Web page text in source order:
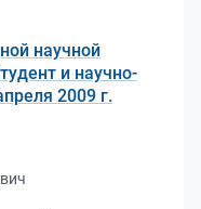
научной
и научно-
2009 г.